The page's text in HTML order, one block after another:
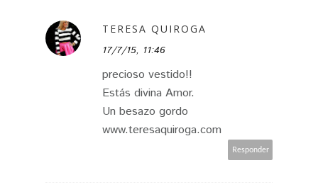
TERESA QUIROGA
17/7/15, 11:46
precioso vestido!!
Estás divina Amor.
Un besazo gordo
www.teresaquiroga.com
Responder